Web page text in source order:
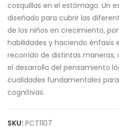
cosquillas en el estómago. Un
diseñado para cubrir las
de los niños en crecimiento,
habilidades y haciendo énfasis
recorrido de distintas
el desarrollo del pensamiento
cualidades fundamentales
cognitivas.
SKU: PCT1107